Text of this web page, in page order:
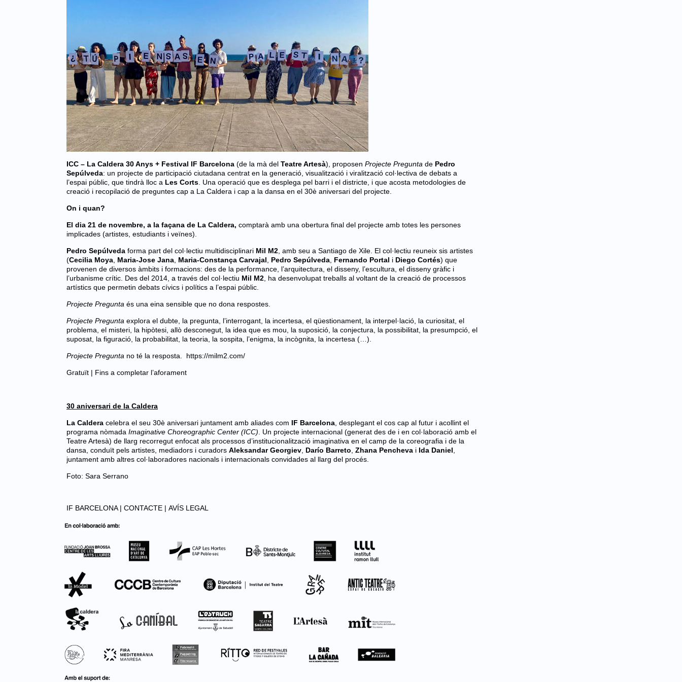
ICC – La Caldera 30 Anys + Festival IF Barcelona (de la mà del Teatre Artesà), proposen Projecte Pregunta de Pedro
Sepúlveda: un projecte de participació ciutadana centrat en la generació, visualització i viralització col·lectiva de debats a
l’espai públic, que tindrà lloc a Les Corts Una operació que es desplega pel barri i el districte, i que acosta metodologies de
creació i recopilació de preguntes cap a La Caldera i cap a la dansa en el 30è aniversari del projecte.
On i quan?
El dia 21 de novembre, a la façana de La Caldera, comptarà amb una obertura final del projecte amb totes les persones
implicades (artistes, estudiants i veïnes).
Pedro Sepúlveda forma part del col·lectiu multidisciplinari Mil M2 , amb seu a Santiago de Xile. El col·lectiu reuneix sis artistes
(Cecilia Moya Maria-Jose Jana Maria-Constança Carvajal Pedro Sepúlveda Fernando Portal i Diego Cortés) que
provenen de diversos àmbits i formacions: des de la performance, l’arquitectura, el disseny, l’escultura, el disseny gràfic i
l’urbanisme crític. Des del 2014, a través del col·lectiu Mil M2 , ha desenvolupat treballs al voltant de la creació de processos
artístics que permetin debats cívics i polítics a l’espai públic.
Projecte Pregunta és una eina sensible que no dona respostes.
Projecte Pregunta explora el dubte, la pregunta, l’interrogant, la incertesa, el qüestionament, la interpel·lació, la curiositat, el
problema, el misteri, la hipòtesi, allò desconegut, la idea que es mou, la suposició, la conjectura, la possibilitat, la presumpció, el
suposat, la figuració, la probabilitat, la teoria, la sospita, l’enigma, la incògnita, la incertesa (…).
Projecte Pregunta no té la resposta. https://milm2.com/
Gratuït | Fins a completar l’aforament
30 aniversari de la Caldera
La Caldera celebra el seu 30è aniversari juntament amb aliades com IF Barcelona , desplegant el cos cap al futur i acollint el
programa nòmada Imaginative Choreographic Center (ICC)
Un projecte internacional (generat des de i en col·laboració amb el
Teatre Artesà) de llarg recorregut enfocat als processos d’institucionalització imaginativa en el camp de la coreografia i de la
dansa, conduït pels artistes, mediadors i curadors Aleksandar Georgiev Darío Barreto Zhana Pencheva i Ida Daniel
juntament amb altres col·laboradores nacionals i internacionals convidades al llarg del procés.
Foto: Sara Serrano
IF BARCELONA | CONTACTE | AVÍS LEGAL